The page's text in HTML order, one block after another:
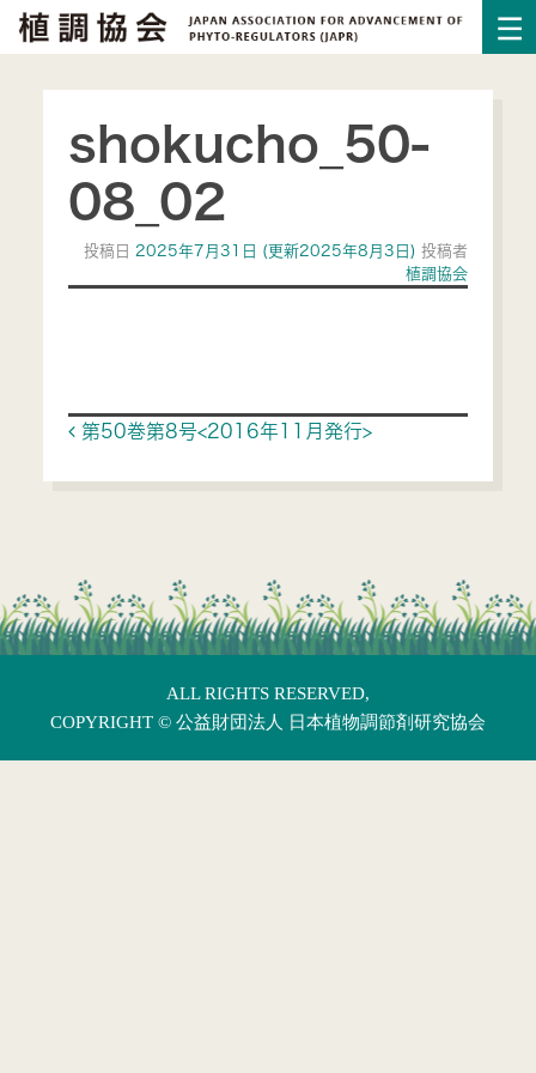
shokucho_50-
08_02
投稿日 2025年7月31日 (更新2025年8月3日)投稿者
植調協会
Post navigation
第50巻第8号<2016年11月発行>
ALL RIGHTS RESERVED,
COPYRIGHT © 公益財団法人 日本植物調節剤研究協会